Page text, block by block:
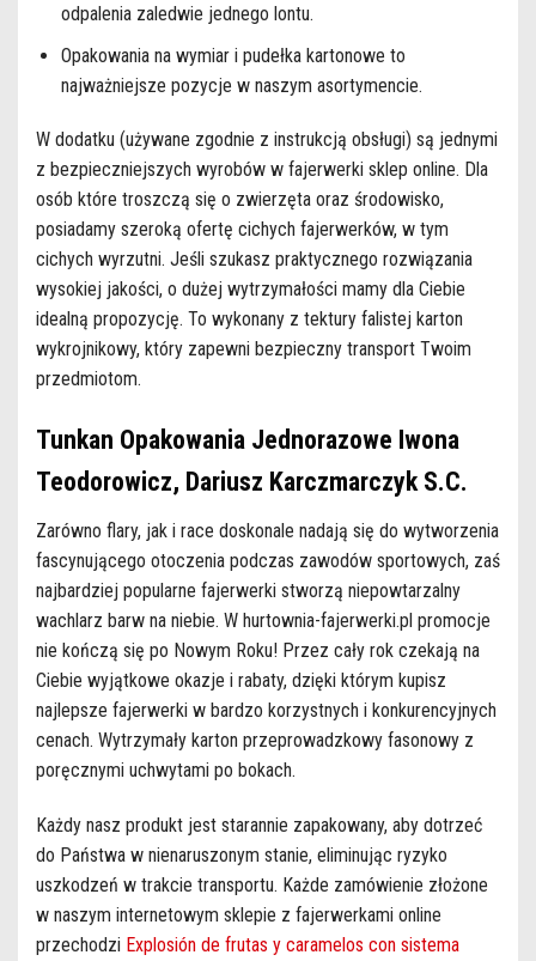
odpalenia zaledwie jednego lontu.
Opakowania na wymiar i pudełka kartonowe to
najważniejsze pozycje w naszym asortymencie.
W dodatku (używane zgodnie z instrukcją obsługi) są jednymi
z bezpieczniejszych wyrobów w fajerwerki sklep online. Dla
osób które troszczą się o zwierzęta oraz środowisko,
posiadamy szeroką ofertę cichych fajerwerków, w tym
cichych wyrzutni. Jeśli szukasz praktycznego rozwiązania
wysokiej jakości, o dużej wytrzymałości mamy dla Ciebie
idealną propozycję. To wykonany z tektury falistej karton
wykrojnikowy, który zapewni bezpieczny transport Twoim
przedmiotom.
Tunkan Opakowania Jednorazowe Iwona
Teodorowicz, Dariusz Karczmarczyk S.C.
Zarówno flary, jak i race doskonale nadają się do wytworzenia
fascynującego otoczenia podczas zawodów sportowych, zaś
najbardziej popularne fajerwerki stworzą niepowtarzalny
wachlarz barw na niebie. W hurtownia-fajerwerki.pl promocje
nie kończą się po Nowym Roku! Przez cały rok czekają na
Ciebie wyjątkowe okazje i rabaty, dzięki którym kupisz
najlepsze fajerwerki w bardzo korzystnych i konkurencyjnych
cenach. Wytrzymały karton przeprowadzkowy fasonowy z
poręcznymi uchwytami po bokach.
Każdy nasz produkt jest starannie zapakowany, aby dotrzeć
do Państwa w nienaruszonym stanie, eliminując ryzyko
uszkodzeń w trakcie transportu. Każde zamówienie złożone
w naszym internetowym sklepie z fajerwerkami online
przechodzi Explosión de frutas y caramelos con sistema